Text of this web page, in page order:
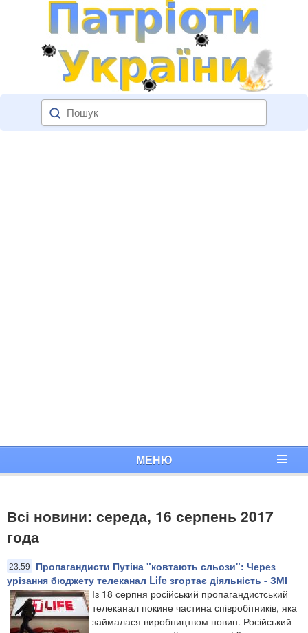
МЕНЮ
Всі новини: середа, 16 серпень 2017
года
23:59
Пропагандисти Путіна "ковтають сльози": Через
урізання бюджету телеканал Life згортає діяльність - ЗМІ
Із 18 серпня російський пропагандистський
телеканал покине частина співробітників, яка
займалася виробництвом новин. Російський